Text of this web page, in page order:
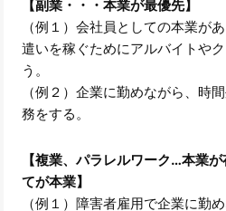
【副業・・・本業が最優先】
（例１）会社員としての本業が
遣いを稼ぐためにアルバイトや
う。
（例２）企業に勤めながら、時
務をする。
【複業、パラレルワーク…本業
てが本業】
（例１）障害者雇用で企業に勤